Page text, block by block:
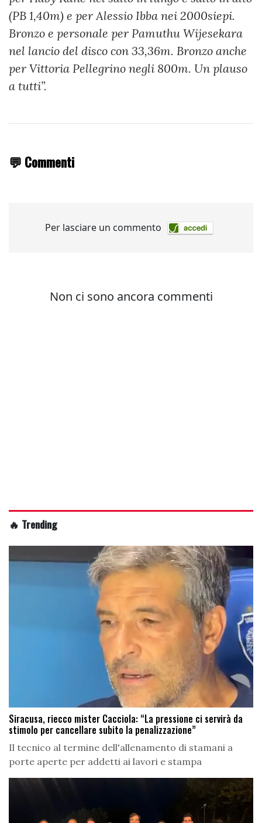
(PB 1,40m) e per Alessio Ibba nei 2000siepi.
Bronzo e personale per Pamuthu Wijesekara
nel lancio del disco con 33,36m. Bronzo anche
per Vittoria Pellegrino negli 800m. Un plauso
a tutti”.
💬 Commenti
🔥 Trending
Siracusa, riecco mister Cacciola: “La pressione ci servirà da
stimolo per cancellare subito la penalizzazione”
Il tecnico al termine dell'allenamento di stamani a
porte aperte per addetti ai lavori e stampa